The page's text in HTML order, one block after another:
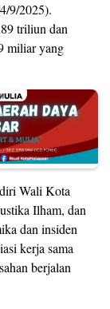
9/2025).
triliun dan
miliar yang
Wali Kota
Ilham, dan
dan insiden
kerja sama
berjalan